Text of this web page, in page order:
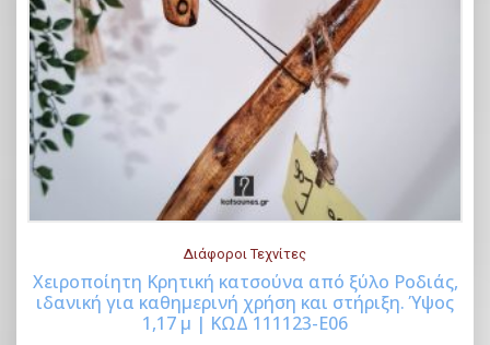
Buy Now
Διάφοροι Τεχνίτες
Χειροποίητη Κρητική κατσούνα από ξύλο Ροδιάς,
ιδανική για καθημερινή χρήση και στήριξη. Ύψος
1,17 μ | ΚΩΔ 111123-Ε06